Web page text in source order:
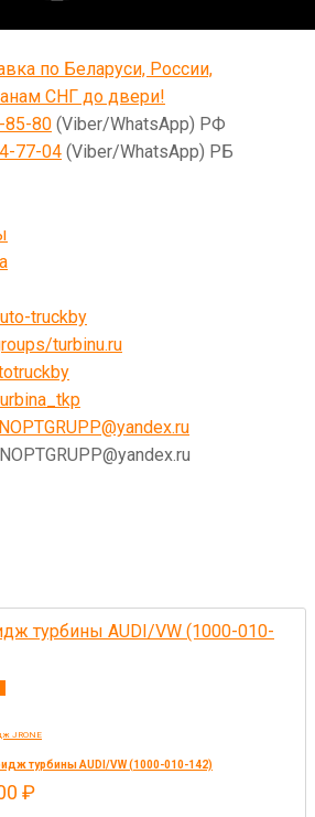
по Беларуси, России,
СНГ до двери!
85-80 (Viber/WhatsApp) РФ
77-04 (Viber/WhatsApp) РБ
truckby
turbinu.ru
JRONE
турбины AUDI/VW (1000-010-142)
₽